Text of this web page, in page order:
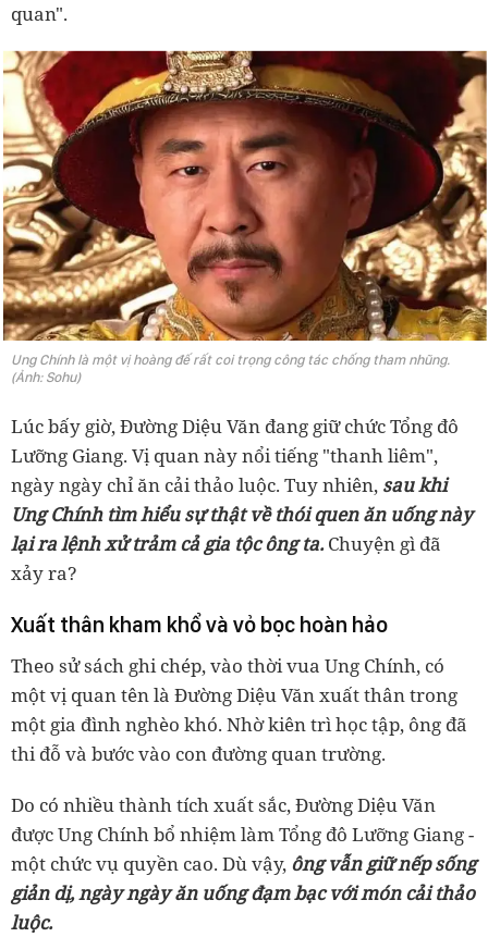
quan".
Ung Chính là một vị hoàng đế rất coi trọng công tác chống tham nhũng.
(Ảnh: Sohu)
Lúc bấy giờ, Đường Diệu Văn đang giữ chức Tổng đô
Lưỡng Giang. Vị quan này nổi tiếng "thanh liêm",
ngày ngày chỉ ăn cải thảo luộc. Tuy nhiên, sau khi
Ung Chính tìm hiểu sự thật về thói quen ăn uống này
lại ra lệnh xử trảm cả gia tộc ông ta. Chuyện gì đã
xảy ra?
Xuất thân kham khổ và vỏ bọc hoàn hảo
Theo sử sách ghi chép, vào thời vua Ung Chính, có
một vị quan tên là Đường Diệu Văn xuất thân trong
một gia đình nghèo khó. Nhờ kiên trì học tập, ông đã
thi đỗ và bước vào con đường quan trường.
Do có nhiều thành tích xuất sắc, Đường Diệu Văn
được Ung Chính bổ nhiệm làm Tổng đô Lưỡng Giang -
một chức vụ quyền cao. Dù vậy, ông vẫn giữ nếp sống
giản dị, ngày ngày ăn uống đạm bạc với món cải thảo
luộc.